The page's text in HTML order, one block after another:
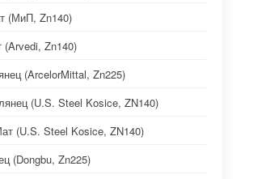
(МиП, Zn140)
Zn140)
(ArcelorMittal, Zn225)
(U.S. Steel Kosice, ZN140)
(U.S. Steel Kosice, ZN140)
(Dongbu, Zn225)